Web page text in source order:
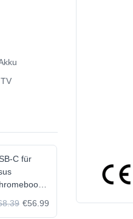
C für
€56.99